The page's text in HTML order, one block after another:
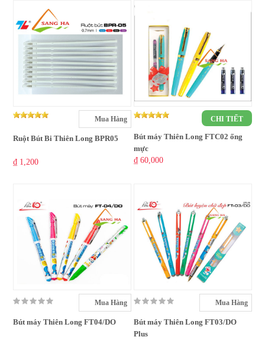
Mua Hàng
Ruột Bút Bi Thiên Long BPR05
₫ 1,200
CHI TIẾT
Bút máy Thiên Long FTC02 ống
mực
₫ 60,000
Mua Hàng
Bút máy Thiên Long FT04/DO
Mua Hàng
Bút máy Thiên Long FT03/DO
Plus